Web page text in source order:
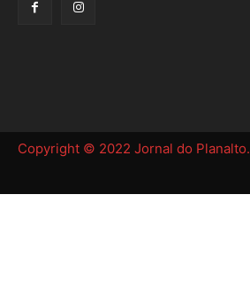
Copyright © 2022 Jornal do Planalto.